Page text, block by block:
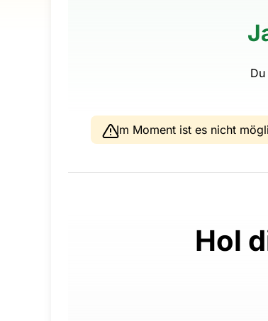
Im Moment ist es nicht
Hol